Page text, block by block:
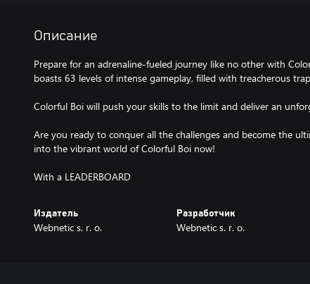
Описание
Prepare for an adrenaline-fueled journey like no other with
boasts 63 levels of intense gameplay, filled with treacherous
Colorful Boi will push your skills to the limit and deliver an
Are you ready to conquer all the challenges and become the
into the vibrant world of Colorful Boi now!
With a LEADERBOARD
Издатель
Webnetic s. r. o.
Разработчик
Webnetic s. r. o.